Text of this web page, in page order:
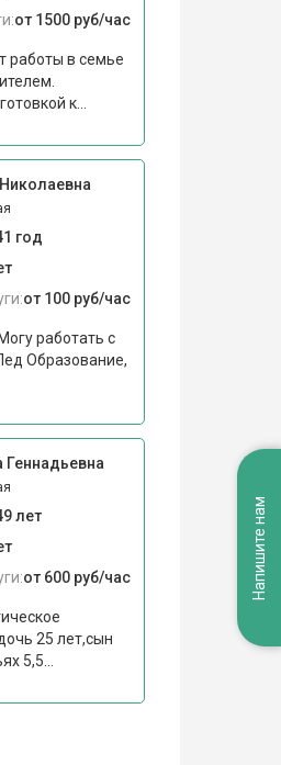
от 1500 руб/час
работы в семье
к...
год
от 100 руб/час
работать с
Образование,
Геннадьевна
лет
от 600 руб/час
25 лет,сын
5,5...
Напишите нам